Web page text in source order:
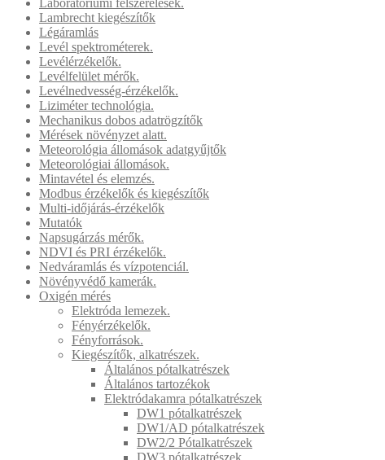
Laboratóriumi felszerelések.
Lambrecht kiegészítők
Légáramlás
Levél spektrométerek.
Levélérzékelők.
Levélfelület mérők.
Levélnedvesség-érzékelők.
Liziméter technológia.
Mechanikus dobos adatrögzítők
Mérések növényzet alatt.
Meteorológia állomások adatgyűjtők
Meteorológiai állomások.
Mintavétel és elemzés.
Modbus érzékelők és kiegészítők
Multi-időjárás-érzékelők
Mutatók
Napsugárzás mérők.
NDVI és PRI érzékelők.
Nedváramlás és vízpotenciál.
Növényvédő kamerák.
Oxigén mérés
Elektróda lemezek.
Fényérzékelők.
Fényforrások.
Kiegészítők, alkatrészek.
Általános pótalkatrészek
Általános tartozékok
Elektródakamra pótalkatrészek
DW1 pótalkatrészek
DW1/AD pótalkatrészek
DW2/2 Pótalkatrészek